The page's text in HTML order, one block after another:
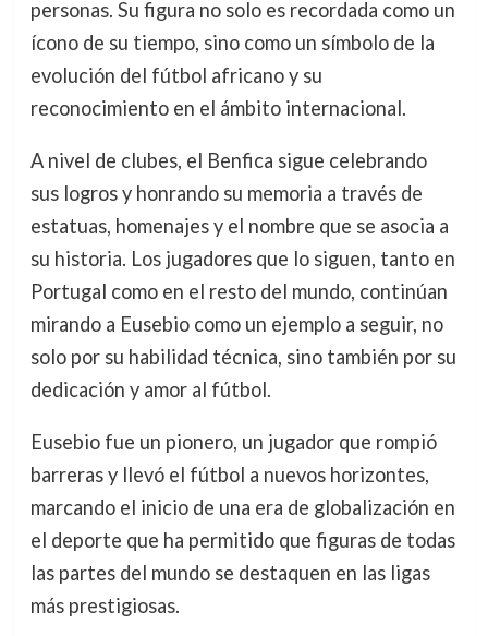
personas. Su figura no solo es recordada como un
ícono de su tiempo, sino como un símbolo de la
evolución del fútbol africano y su
reconocimiento en el ámbito internacional.
A nivel de clubes, el Benfica sigue celebrando
sus logros y honrando su memoria a través de
estatuas, homenajes y el nombre que se asocia a
su historia. Los jugadores que lo siguen, tanto en
Portugal como en el resto del mundo, continúan
mirando a Eusebio como un ejemplo a seguir, no
solo por su habilidad técnica, sino también por su
dedicación y amor al fútbol.
Eusebio fue un pionero, un jugador que rompió
barreras y llevó el fútbol a nuevos horizontes,
marcando el inicio de una era de globalización en
el deporte que ha permitido que figuras de todas
las partes del mundo se destaquen en las ligas
más prestigiosas.